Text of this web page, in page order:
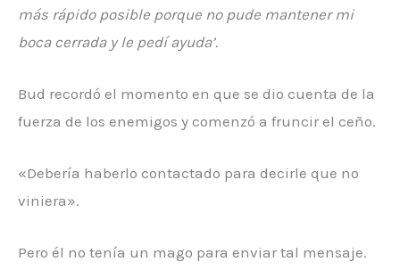
más rápido posible porque no pude mantener mi
boca cerrada y le pedí ayuda’.
Bud recordó el momento en que se dio cuenta de la
fuerza de los enemigos y comenzó a fruncir el ceño.
«Debería haberlo contactado para decirle que no
viniera».
Pero él no tenía un mago para enviar tal mensaje.